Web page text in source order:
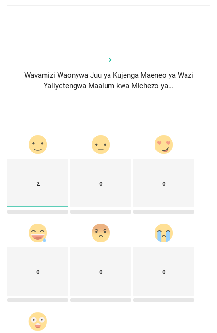
Wavamizi Waonywa Juu ya Kujenga Maeneo ya Wazi
Yaliyotengwa Maalum kwa Michezo ya...
2 0 0
0 0 0